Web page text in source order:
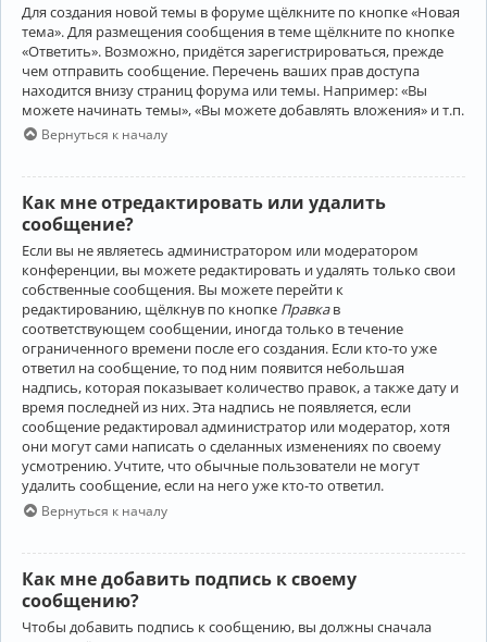
Для создания новой темы в форуме щёлкните по кнопке «Новая
тема». Для размещения сообщения в теме щёлкните по кнопке
«Ответить». Возможно, придётся зарегистрироваться, прежде
чем отправить сообщение. Перечень ваших прав доступа
находится внизу страниц форума или темы. Например: «Вы
можете начинать темы», «Вы можете добавлять вложения» и т.п.
Вернуться к началу
Как мне отредактировать или удалить
сообщение?
Если вы не являетесь администратором или модератором
конференции, вы можете редактировать и удалять только свои
собственные сообщения. Вы можете перейти к
редактированию, щёлкнув по кнопке Правкав
соответствующем сообщении, иногда только в течение
ограниченного времени после его создания. Если кто-то уже
ответил на сообщение, то под ним появится небольшая
надпись, которая показывает количество правок, а также дату и
время последней из них. Эта надпись не появляется, если
сообщение редактировал администратор или модератор, хотя
они могут сами написать о сделанных изменениях по своему
усмотрению. Учтите, что обычные пользователи не могут
удалить сообщение, если на него уже кто-то ответил.
Вернуться к началу
Как мне добавить подпись к своему
сообщению?
Чтобы добавить подпись к сообщению, вы должны сначала